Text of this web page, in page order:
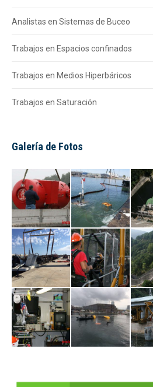
Analistas en Sistemas de Buceo
Trabajos en Espacios confinados
Trabajos en Medios Hiperbáricos
Trabajos en Saturación
Galería de Fotos